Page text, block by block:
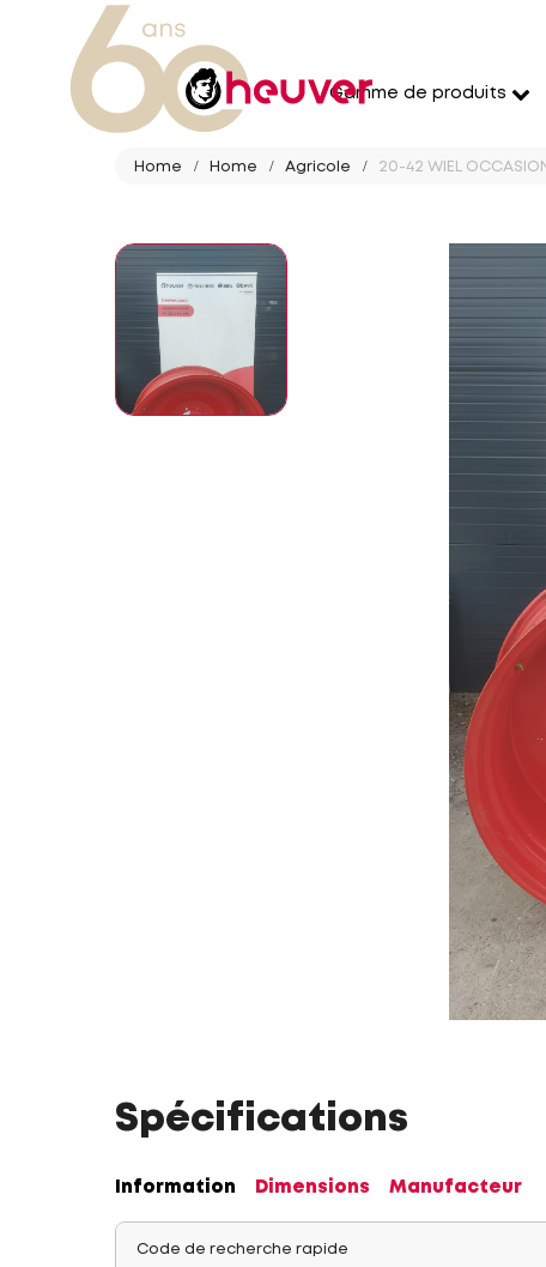
Gamme de produits
Home Home Agricole 20-42 WIEL
Spécifications
Information Dimensions Manufacteur
Code de recherche rapide